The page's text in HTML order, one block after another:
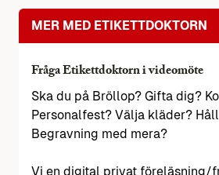
MER MED ETIKETTDOKTORN
Fråga Etikettdoktorn i videomöte
Ska du på Bröllop? Gifta dig?
Personalfest? Välja kläder?
Begravning med mera?
Vi en digital privat föreläsning/